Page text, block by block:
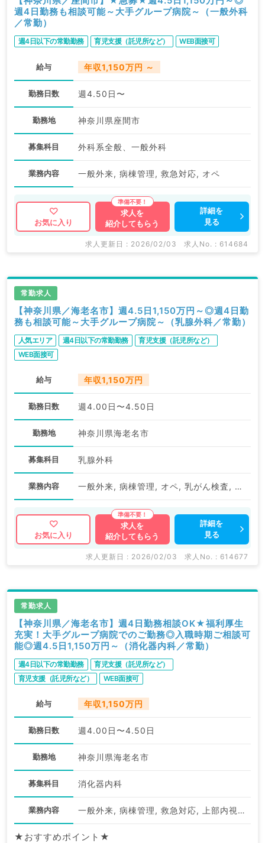
週4日勤務も相談可能～大手グループ病院～（一般外科
／常勤）
週4日以下の常勤勤務 育児支援（託児所など） WEB面接可
給与 年収1,150万円 ～
勤務日数 週4.50日〜
勤務地 神奈川県座間市
募集科目 外科系全般、一般外科
業務内容 一般外来, 病棟管理, 救急対応, オペ
お気に入り
求人を
紹介してもらう
詳細を
見る
求人更新日 : 2026/02/03 求人No. : 614684
常勤求人
【神奈川県／海老名市】週4.5日1,150万円～◎週4日勤
務も相談可能～大手グループ病院～（乳腺外科／常勤）
人気エリア 週4日以下の常勤勤務
育児支援（託児所など）
WEB面接可
給与 年収1,150万円
勤務日数 週4.00日〜4.50日
勤務地 神奈川県海老名市
募集科目 乳腺外科
業務内容 一般外来, 病棟管理, オペ, 乳がん検査, 救急対応
お気に入り
求人を
紹介してもらう
詳細を
見る
求人更新日 : 2026/02/03 求人No. : 614677
常勤求人
【神奈川県／海老名市】週4日勤務相談OK★福利厚生
充実！大手グループ病院でのご勤務◎入職時期ご相談可
能◎週4.5日1,150万円～（消化器内科／常勤）
週4日以下の常勤勤務
育児支援（託児所など）
育児支援（託児所など）
WEB面接可
給与 年収1,150万円
勤務日数 週4.00日〜4.50日
勤務地 神奈川県海老名市
募集科目 消化器内科
業務内容 一般外来, 病棟管理, 救急対応, 上部内視鏡検査（ＧＦ）, 下部内視鏡検査（ＣＦ）
★おすすめポイント★